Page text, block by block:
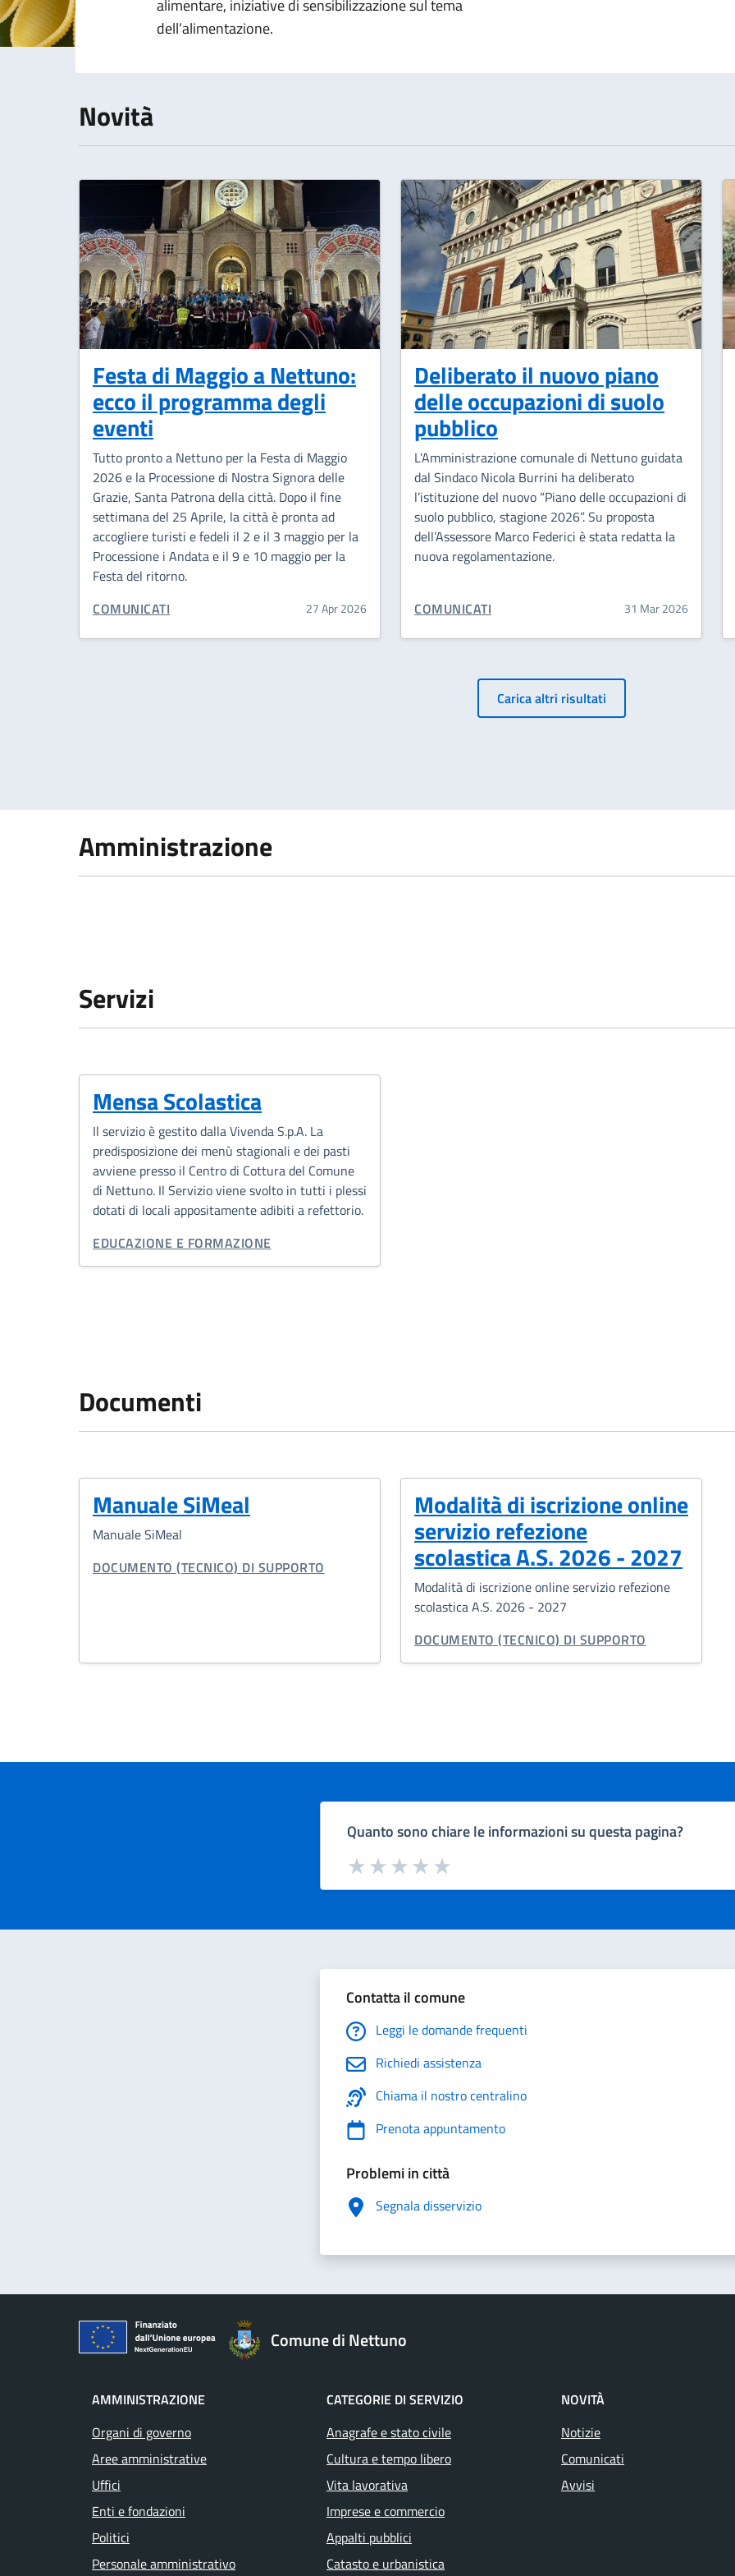
alimentare, iniziative di sensibilizzazione sul tema
dell’alimentazione.
Novità
Festa di Maggio a Nettuno:
ecco il programma degli
eventi
Tutto pronto a Nettuno per la Festa di Maggio
2026 e la Processione di Nostra Signora delle
Grazie, Santa Patrona della città. Dopo il fine
settimana del 25 Aprile, la città è pronta ad
accogliere turisti e fedeli il 2 e il 3 maggio per la
Processione i Andata e il 9 e 10 maggio per la
Festa del ritorno.
CATEGORIA CORRELATA:
COMUNICATI 27 Apr 2026
Deliberato il nuovo piano
delle occupazioni di suolo
pubblico
L’Amministrazione comunale di Nettuno guidata
dal Sindaco Nicola Burrini ha deliberato
l’istituzione del nuovo “Piano delle occupazioni di
suolo pubblico, stagione 2026”. Su proposta
dell’Assessore Marco Federici è stata redatta la
nuova regolamentazione.
CATEGORIA CORRELATA:
COMUNICATI 31 Mar 2026
Carica altri risultati
Amministrazione
Servizi
Mensa Scolastica
Il servizio è gestito dalla Vivenda S.p.A. La
predisposizione dei menù stagionali e dei pasti
avviene presso il Centro di Cottura del Comune
di Nettuno. Il Servizio viene svolto in tutti i plessi
dotati di locali appositamente adibiti a refettorio.
CATEGORIA CORRELATA:
EDUCAZIONE E FORMAZIONE
Documenti
Manuale SiMeal
Manuale SiMeal
TIPO DI DOCUMENTO:
DOCUMENTO (TECNICO) DI SUPPORTO
Modalità di iscrizione online
servizio refezione
scolastica A.S. 2026 - 2027
Modalità di iscrizione online servizio refezione
scolastica A.S. 2026 - 2027
TIPO DI DOCUMENTO:
DOCUMENTO (TECNICO) DI SUPPORTO
Quanto sono chiare le informazioni su questa pagina?
Valuta da 1 a 5 stelle la pagina
Valuta 5 stelle su 5
Valuta 4 stelle su 5
Valuta 3 stelle su 5
Valuta 2 stelle su 5
Valuta 1 stelle su 5
Contatta il comune
Leggi le domande frequenti
Richiedi assistenza
Chiama il nostro centralino
Prenota appuntamento
Problemi in città
Segnala disservizio
Comune di Nettuno
AMMINISTRAZIONE
Organi di governo
Aree amministrative
Uffici
Enti e fondazioni
Politici
Personale amministrativo
CATEGORIE DI SERVIZIO
Anagrafe e stato civile
Cultura e tempo libero
Vita lavorativa
Imprese e commercio
Appalti pubblici
Catasto e urbanistica
NOVITÀ
Notizie
Comunicati
Avvisi